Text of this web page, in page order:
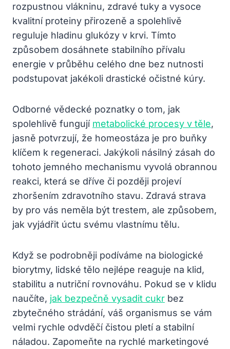
rozpustnou vlákninu, zdravé tuky a vysoce
kvalitní proteiny přirozeně a spolehlivě
reguluje hladinu glukózy v krvi. Tímto
způsobem dosáhnete stabilního přívalu
energie v průběhu celého dne bez nutnosti
podstupovat jakékoli drastické očistné kúry.
Odborné vědecké poznatky o tom, jak
spolehlivě fungují metabolické procesy v těle,
jasně potvrzují, že homeostáza je pro buňky
klíčem k regeneraci. Jakýkoli násilný zásah do
tohoto jemného mechanismu vyvolá obrannou
reakci, která se dříve či později projeví
zhoršením zdravotního stavu. Zdravá strava
by pro vás neměla být trestem, ale způsobem,
jak vyjádřit úctu svému vlastnímu tělu.
Když se podrobněji podíváme na biologické
biorytmy, lidské tělo nejlépe reaguje na klid,
stabilitu a nutriční rovnováhu. Pokud se v klidu
naučíte, jak bezpečně vysadit cukr bez
zbytečného strádání, váš organismus se vám
velmi rychle odvděčí čistou pletí a stabilní
náladou. Zapomeňte na rychlé marketingové